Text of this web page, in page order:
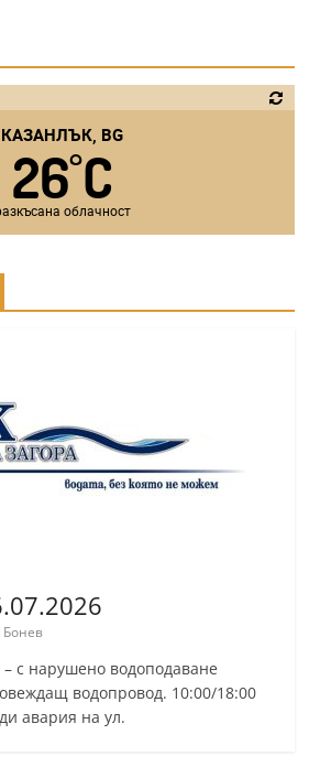
КАЗАНЛЪК, BG
26°C
облачност
с нарушено водоподаване
водопровод. 10:00/18:00
авария на ул.